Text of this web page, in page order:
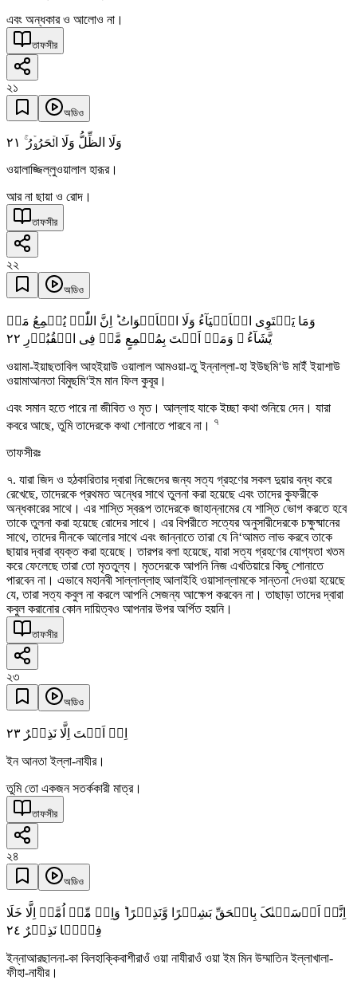
এবং অন্ধকার ও আলোও না।
তাফসীর
২১
অডিও
وَلَا الظِّلُّ وَلَا الۡحَرُوۡرُ ۚ ٢١
ওয়ালাজ্জিল্লুওয়ালাল হারূর।
আর না ছায়া ও রোদ।
তাফসীর
২২
অডিও
وَمَا یَسۡتَوِی الۡاَحۡیَآءُ وَلَا الۡاَمۡوَاتُ ؕ اِنَّ اللّٰہَ یُسۡمِعُ مَنۡ
یَّشَآءُ ۚ وَمَاۤ اَنۡتَ بِمُسۡمِعٍ مَّنۡ فِی الۡقُبُوۡرِ ٢٢
ওয়ামা-ইয়াছতাবিল আহইয়াউ ওয়ালাল আমওয়া-তু ইন্নাল্লা-হা ইউছমি‘উ মাইঁ ইয়াশাউ
ওয়ামাআনতা বিমুছমি‘ইম মান ফিল কুবূর।
এবং সমান হতে পারে না জীবিত ও মৃত। আল্লাহ যাকে ইচ্ছা কথা শুনিয়ে দেন। যারা
কবরে আছে, তুমি তাদেরকে কথা শোনাতে পারবে না। ৭
তাফসীরঃ
৭. যারা জিদ ও হঠকারিতার দ্বারা নিজেদের জন্য সত্য গ্রহণের সকল দুয়ার বন্ধ করে
রেখেছে, তাদেরকে প্রথমত অন্ধের সাথে তুলনা করা হয়েছে এবং তাদের কুফরীকে
অন্ধকারের সাথে। এর শাস্তি স্বরূপ তাদেরকে জাহান্নামের যে শাস্তি ভোগ করতে হবে
তাকে তুলনা করা হয়েছে রোদের সাথে। এর বিপরীতে সত্যের অনুসারীদেরকে চক্ষুষ্মানের
সাথে, তাদের দীনকে আলোর সাথে এবং জান্নাতে তারা যে নি‘আমত লাভ করবে তাকে
ছায়ার দ্বারা ব্যক্ত করা হয়েছে। তারপর বলা হয়েছে, যারা সত্য গ্রহণের যোগ্যতা খতম
করে ফেলেছে তারা তো মৃততুল্য। মৃতদেরকে আপনি নিজ এখতিয়ারে কিছু শোনাতে
পারবেন না। এভাবে মহানবী সাল্লাল্লাহু আলাইহি ওয়াসাল্লামকে সান্তনা দেওয়া হয়েছে
যে, তারা সত্য কবুল না করলে আপনি সেজন্য আক্ষেপ করবেন না। তাছাড়া তাদের দ্বারা
কবুল করানোর কোন দায়িত্বও আপনার উপর অর্পিত হয়নি।
তাফসীর
২৩
অডিও
اِنۡ اَنۡتَ اِلَّا نَذِیۡرٌ ٢٣
ইন আনতা ইল্লা-নাযীর।
তুমি তো একজন সতর্ককারী মাত্র।
তাফসীর
২৪
অডিও
اِنَّاۤ اَرۡسَلۡنٰکَ بِالۡحَقِّ بَشِیۡرًا وَّنَذِیۡرًا ؕ وَاِنۡ مِّنۡ اُمَّۃٍ اِلَّا خَلَا
فِیۡہَا نَذِیۡرٌ ٢٤
ইন্নাআরছালনা-কা বিলহাক্কিবাশীরাওঁ ওয়া নাযীরাওঁ ওয়া ইম মিন উম্মাতিন ইল্লাখালা-
ফীহা-নাযীর।